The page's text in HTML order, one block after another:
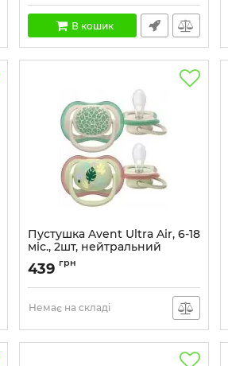
В кошик
Пустушка Avent Ultra Air, 6-18
міс., 2шт, нейтральний
дизайн.
Артикул:
439 грн
Немає на складі